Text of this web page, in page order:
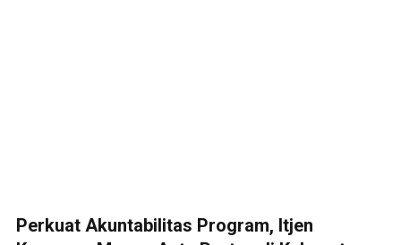
Perkuat Akuntabilitas Program, Itjen